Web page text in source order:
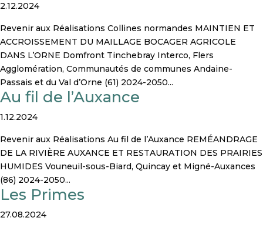
2.12.2024
Revenir aux Réalisations Collines normandes MAINTIEN ET
ACCROISSEMENT DU MAILLAGE BOCAGER AGRICOLE
DANS L’ORNE Domfront Tinchebray Interco, Flers
Agglomération, Communautés de communes Andaine-
Passais et du Val d’Orne (61) 2024-2050...
Au fil de l’Auxance
1.12.2024
Revenir aux Réalisations Au fil de l’Auxance REMÉANDRAGE
DE LA RIVIÈRE AUXANCE ET RESTAURATION DES PRAIRIES
HUMIDES Vouneuil-sous-Biard, Quincay et Migné-Auxances
(86) 2024-2050...
Les Primes
27.08.2024